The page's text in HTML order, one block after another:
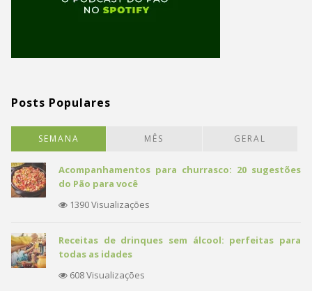
Posts Populares
SEMANA MÊS GERAL
Acompanhamentos para churrasco: 20 sugestões
do Pão para você
1390 Visualizações
Receitas de drinques sem álcool: perfeitas para
todas as idades
608 Visualizações